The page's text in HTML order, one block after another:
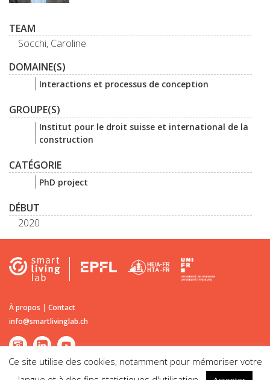
TEAM
Socchi, Caroline
DOMAINE(S)
Interactions et processus de conception
GROUPE(S)
Institut pour le droit suisse et international de la
construction
CATÉGORIE
PhD project
DÉBUT
2020
À propos | Contact
info@smartlivinglab.ch
Ce site utilise des cookies, notamment pour mémoriser votre